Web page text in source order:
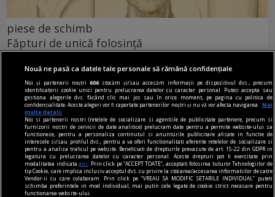
piese de schimb
Făpturi de unică folosință
găsim ieșirea din labirint.
Nouă ne pasă ca datele tale personale să rămână confidențiale
Noi și partenerii noștri606 stocăm și/sau accesăm informații pe dispozitivul dvs., precum
identificatorii cookie unici pentru prelucrarea datelor cu caracter personal. Puteți accepta sau
gestiona alegerile dvs. făcând clic mai jos sau în orice moment, pe pagina cu politica de
confidențialitate. Aceste alegeri vor fi raportate partenerilor noștri și nu vă vor afecta navigarea.
Mai
multe detalii
Noi si partenerii nostri (retelele de socializare si agentiile de publicitate partenere, precum si
furnizorii nostri de servicii de date analitice) prelucram date pentru a permite website-ului sa
functioneze, pentru a personaliza continutul si anunturile publicitare afisate in functie de
interesele si/sau profilul dvs., pentru a va oferi functionalitati aferente retelelor de socializare si
pentru a analiza traficul pe website. Beneficiati de drepturile prevazute de art. 15-22 din GDPR in
legatura cu prelucrarea datelor cu caracter personal. Aceste drepturi pot fi exercitate prin
modalitatea indicataaici
. Prin click pe “ACCEPT TOATE”, acceptati folosirea tuturor Tehnologiilor de
tip Cookie, care implica inclusiv acceptul dvs. cu privire la stocarea/accesarea informatiilor de catre
Vendor-ii cu care colaboram. Prin click pe “VREAU SA MODIFIC SETARILE INDIVIDUAL” puteti
schimba preferintele in mod individual, mai putin cele legate de cookie strict necesare pentru
functionarea website-ului.